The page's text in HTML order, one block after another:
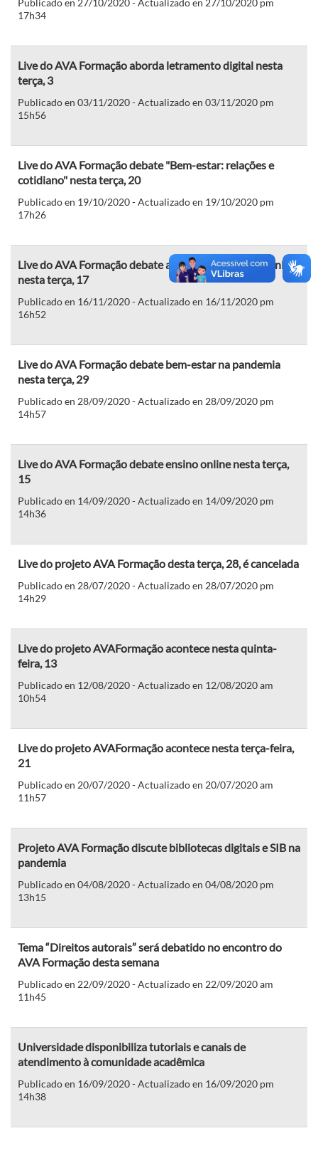
17h34
Live do AVA Formação aborda letramento digital nesta
terça, 3
Publicado en 03/11/2020 - Actualizado en 03/11/2020 pm
15h56
Live do AVA Formação debate "Bem-estar: relações e
cotidiano" nesta terça, 20
Publicado en 19/10/2020 - Actualizado en 19/10/2020 pm
17h26
Live do AVA Formação debate as práticas de ensino online
nesta terça, 17
Publicado en 16/11/2020 - Actualizado en 16/11/2020 pm
16h52
Live do AVA Formação debate bem-estar na pandemia
nesta terça, 29
Publicado en 28/09/2020 - Actualizado en 28/09/2020 pm
14h57
Live do AVA Formação debate ensino online nesta terça,
15
Publicado en 14/09/2020 - Actualizado en 14/09/2020 pm
14h36
Live do projeto AVA Formação desta terça, 28, é cancelada
Publicado en 28/07/2020 - Actualizado en 28/07/2020 pm
14h29
Live do projeto AVAFormação acontece nesta quinta-
feira, 13
Publicado en 12/08/2020 - Actualizado en 12/08/2020 am
10h54
Live do projeto AVAFormação acontece nesta terça-feira,
21
Publicado en 20/07/2020 - Actualizado en 20/07/2020 am
11h57
Projeto AVA Formação discute bibliotecas digitais e SIB na
pandemia
Publicado en 04/08/2020 - Actualizado en 04/08/2020 pm
13h15
Tema “Direitos autorais” será debatido no encontro do
AVA Formação desta semana
Publicado en 22/09/2020 - Actualizado en 22/09/2020 am
11h45
Universidade disponibiliza tutoriais e canais de
atendimento à comunidade acadêmica
Publicado en 16/09/2020 - Actualizado en 16/09/2020 pm
14h38